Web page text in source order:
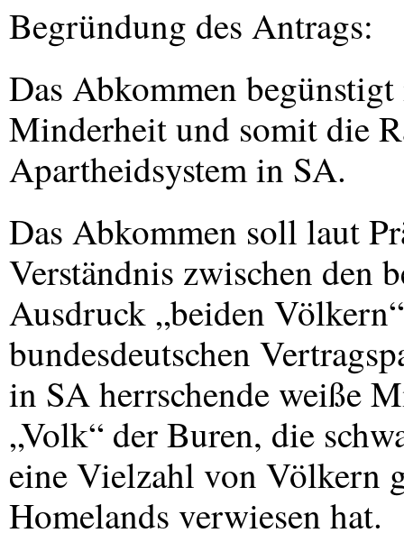
Begründung des Antrags:
Das Abkommen
Minderheit und somit die
Apartheidsystem in SA.
Das Abkommen soll laut
Verständnis zwischen den
Ausdruck „beiden
bundesdeutschen
in SA herrschende weiße
„Volk“ der Buren, die
eine Vielzahl von Völkern
Homelands verwiesen hat.